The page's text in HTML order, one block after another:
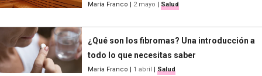
María Franco 2 mayo Salud
¿Qué son los fibromas? Una introducción a
todo lo que necesitas saber
María Franco 1 abril Salud